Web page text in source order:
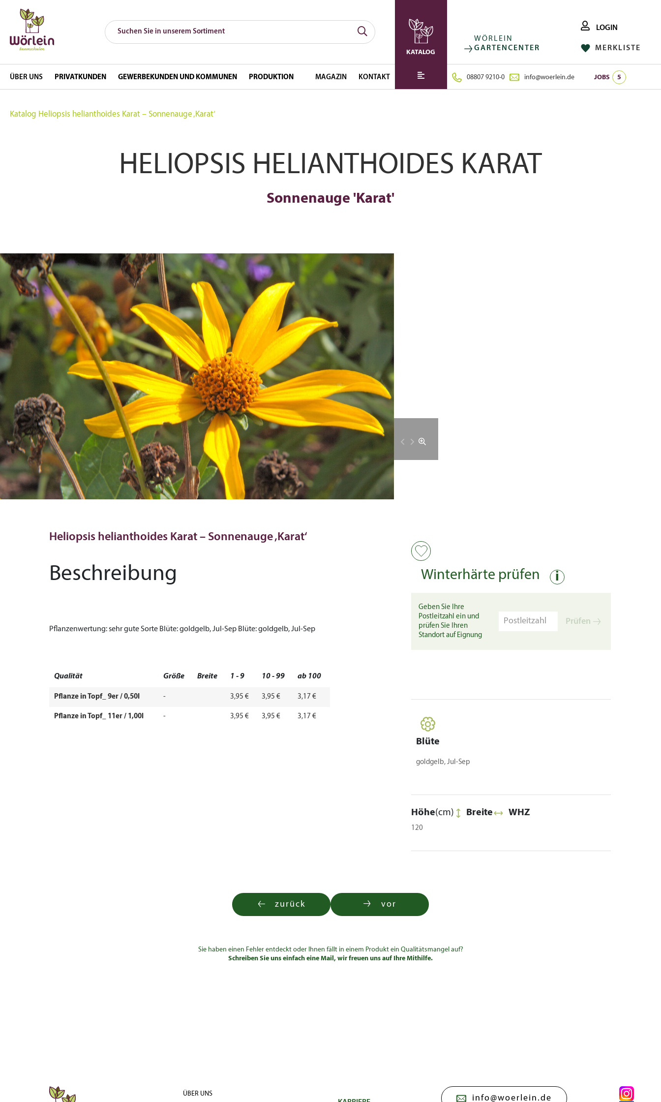
KATALOG
ÜBER UNS PRIVATKUNDEN GEWERBEKUNDEN UND KOMMUNEN PRODUKTION MAGAZIN KONTAKT
WÖRLEIN
GARTENCENTER
LOGIN
MERKLISTE
08807 9210-0 info@woerlein.de JOBS 5
FOLGE UNS AUF: INSTAGRAM FACEBOOK
Katalog Heliopsis helianthoides Karat – Sonnenauge ‚Karat‘
HELIOPSIS HELIANTHOIDES KARAT
Sonnenauge 'Karat'
Heliopsis helianthoides Karat – Sonnenauge ‚Karat‘
Beschreibung
Pflanzenwertung:sehr gute Sorte Blüte:goldgelb, Jul-Sep Blüte:goldgelb, Jul-Sep
Qualität Größe Breite 1 - 9 10 - 99 ab 100
Pflanze in Topf_ 9er / 0,50l - 3,95 € 3,95 € 3,17 €
Pflanze in Topf_ 11er / 1,00l - 3,95 € 3,95 € 3,17 €
Winterhärte prüfen i
Geben Sie Ihre
Postleitzahl ein und
prüfen Sie Ihren
Standort auf Eignung
Prüfen
Blüte
goldgelb, Jul-Sep
Höhe(cm)
120
Breite WHZ
zurück vor
Sie haben einen Fehler entdeckt oder Ihnen fällt in einem Produkt ein Qualitätsmangel auf?
Schreiben Sie uns einfach eine Mail, wir freuen uns auf Ihre Mithilfe.
ÜBER UNS info@woerlein.de